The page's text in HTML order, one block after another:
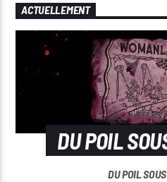
ACTUELLEMENT
DU POIL
DU POIL